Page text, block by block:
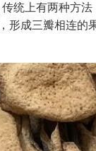
统上有两种方
形成三瓣相连的